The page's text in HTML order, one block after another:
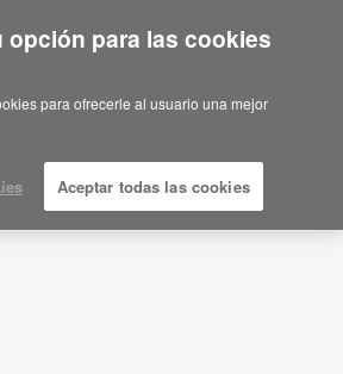
opción para las cookies
para ofrecerle al usuario una mejor
Aceptar todas las cookies